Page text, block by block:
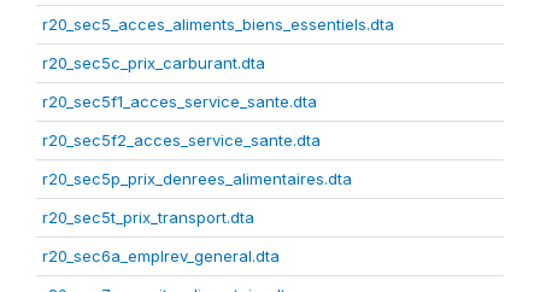
r20_sec5_acces_aliments_biens_essentiels.dta
r20_sec5c_prix_carburant.dta
r20_sec5f1_acces_service_sante.dta
r20_sec5f2_acces_service_sante.dta
r20_sec5p_prix_denrees_alimentaires.dta
r20_sec5t_prix_transport.dta
r20_sec6a_emplrev_general.dta